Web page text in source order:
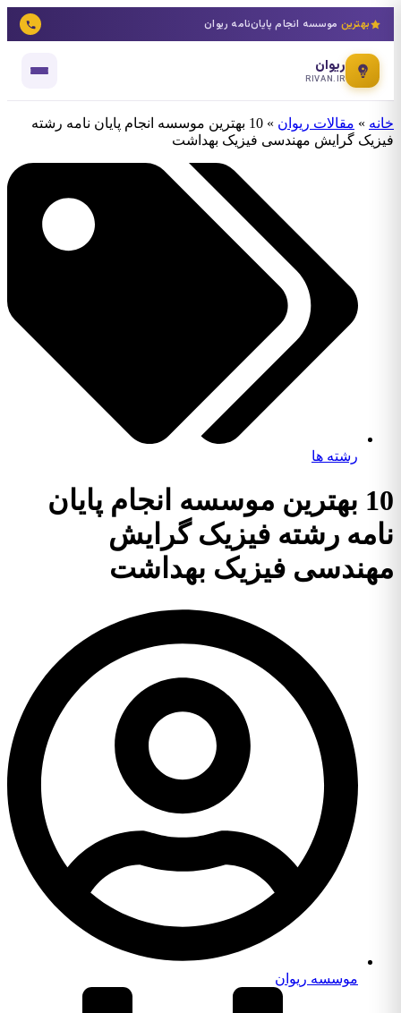
بهترین موسسه انجام پایان‌نامه ریوان
ریوان
RIVAN.IR
خانه » مقالات ریوان »
10 بهترین موسسه انجام پایان نامه رشته
فیزیک گرایش مهندسی فیزیک بهداشت
رشته ها
10 بهترین موسسه انجام پایان
نامه رشته فیزیک گرایش
مهندسی فیزیک بهداشت
موسسه ریوان